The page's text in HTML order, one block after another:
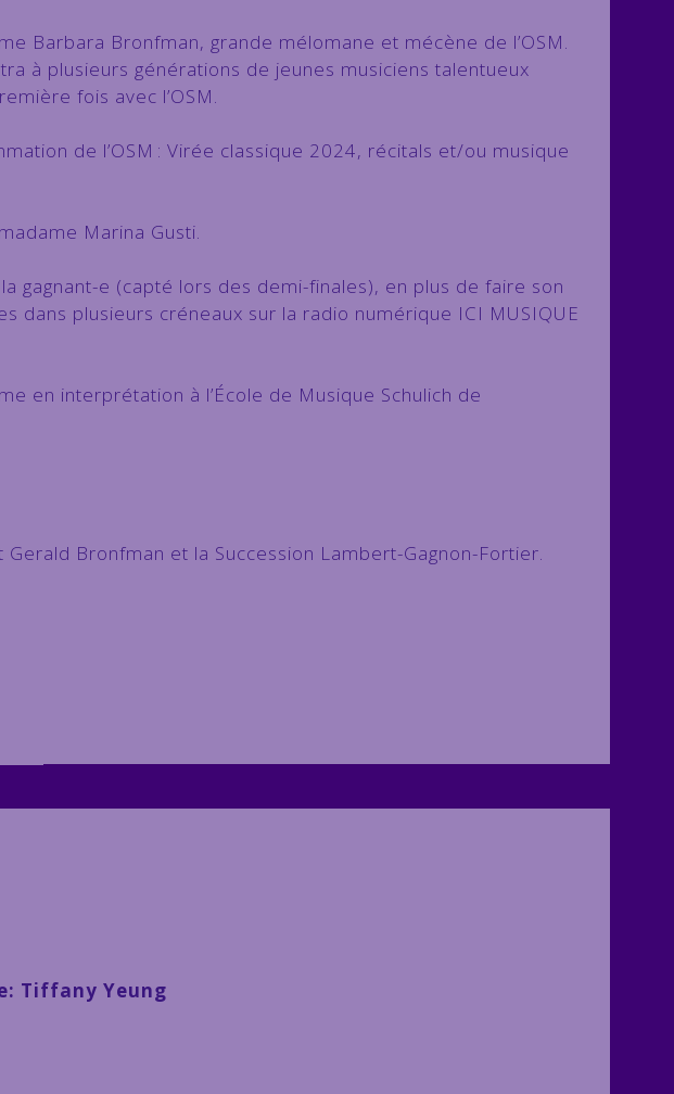
Barbara Bronfman, grande mélomane et mécène de l’OSM.
à plusieurs générations de jeunes musiciens talentueux
fois avec l’OSM.
de l’OSM : Virée classique 2024, récitals et/ou musique
Marina Gusti.
gagnant-e (capté lors des demi-finales), en plus de faire son
dans plusieurs créneaux sur la radio numérique ICI MUSIQUE
en interprétation à l’École de Musique Schulich de
Bronfman et la Succession Lambert-Gagnon-Fortier.
Tiffany Yeung